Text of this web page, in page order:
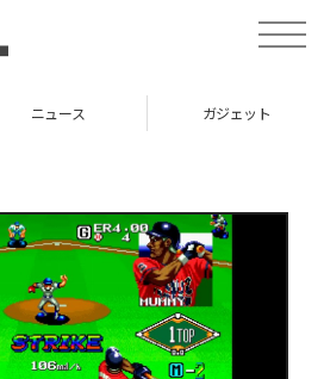
toggle
ニュース ガジェット